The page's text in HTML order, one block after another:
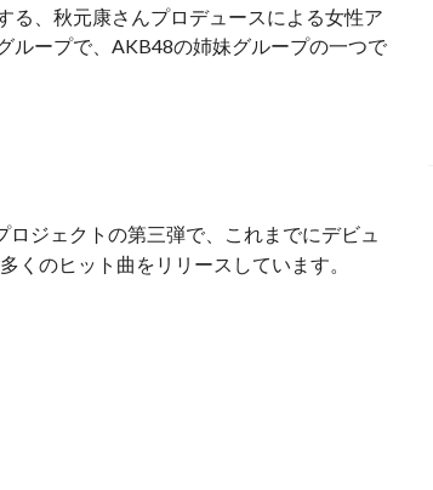
る、秋元康さんプロデュースによる女性ア
ループで、AKB48の姉妹グループの一つで
ジェクトの第三弾で、これまでにデビュ
くのヒット曲をリリースしています。